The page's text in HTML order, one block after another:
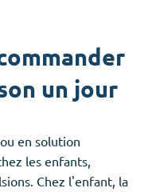
un jour
en solution
les enfants,
Chez l'enfant, la